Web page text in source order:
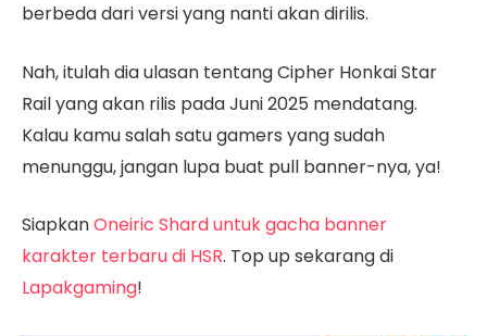
berbeda dari versi yang nanti akan dirilis.
Nah, itulah dia ulasan tentang Cipher Honkai Star
Rail yang akan rilis pada Juni 2025 mendatang.
Kalau kamu salah satu gamers yang sudah
menunggu, jangan lupa buat pull banner-nya, ya!
SiapkanOneiric Shard untuk gacha banner
karakter terbaru di HSR. Top up sekarang di
Lapakgaming!